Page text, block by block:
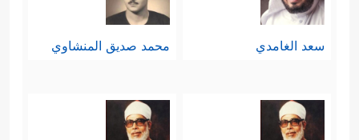
سعد الغامدي محمد صديق المنشاوي